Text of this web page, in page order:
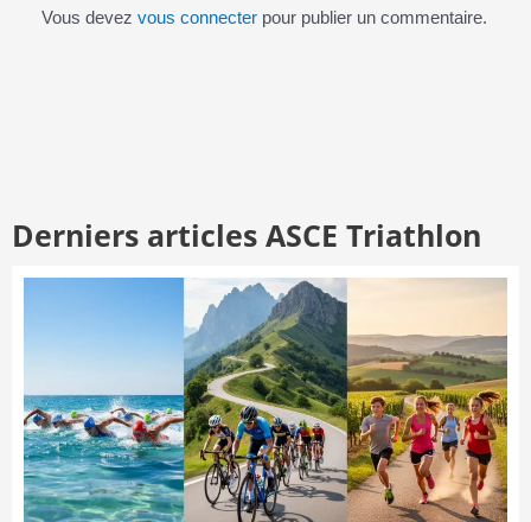
Vous devez vous connecterpour publier un commentaire.
Derniers articles ASCE Triathlon